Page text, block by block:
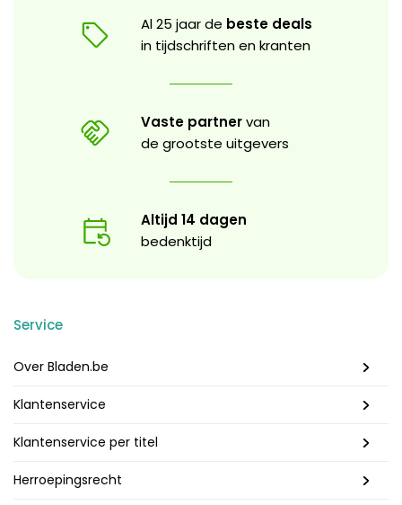
Al 25 jaar de beste deals
in tijdschriften en kranten
Vaste partnervan
de grootste uitgevers
Altijd 14 dagen
bedenktijd
Service
Over Bladen.be
Klantenservice
Klantenservice per titel
Herroepingsrecht